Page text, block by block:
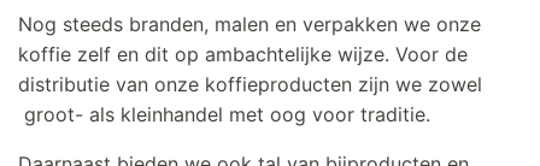
Nog steeds branden, malen en verpakken we onze
koffie zelf en dit op ambachtelijke wijze. Voor de
distributie van onze koffieproducten zijn we zowel
groot- als kleinhandel met oog voor traditie.